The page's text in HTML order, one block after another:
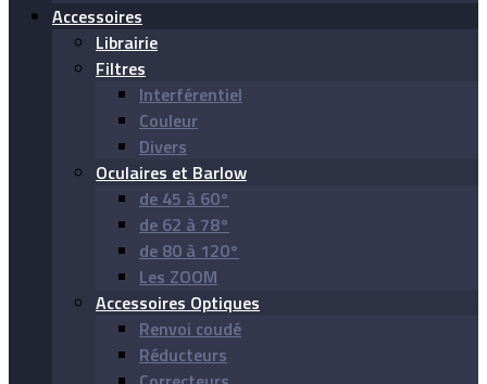
Accessoires
Librairie
Filtres
Interférentiel
Couleur
Divers
Oculaires et Barlow
de 45 à 60°
de 62 à 78°
de 80 à 120°
Les ZOOM
Accessoires Optiques
Renvoi coudé
Réducteurs